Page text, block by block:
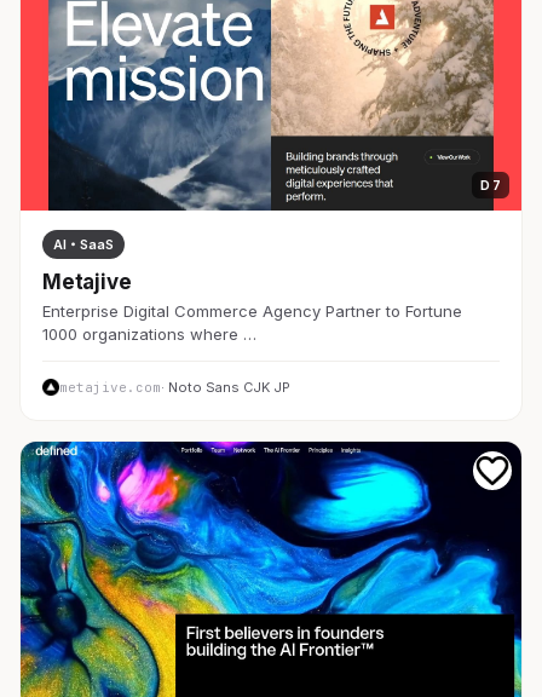
D 7
AI・SaaS
Metajive
Enterprise Digital Commerce Agency Partner to Fortune
1000 organizations where …
metajive.com· Noto Sans CJK JP